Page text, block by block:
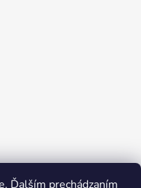
Ďalším prechádzaním